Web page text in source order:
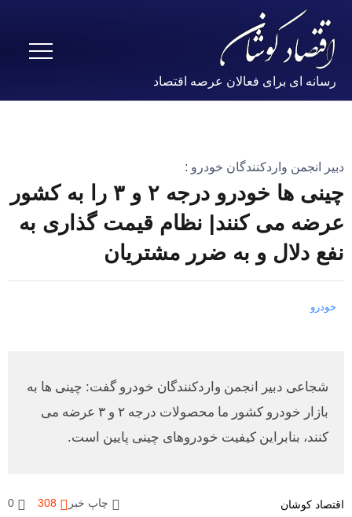
رسانه ای برای فعالان عرصه اقتصاد
دبیر انجمن واردکنندگان خودرو :
چینی ها خودرو درجه ۲ و ۳ را به کشور
عرضه می کنند| نظام قیمت گذاری به
نفع دلال و به ضرر مشتریان
خودرو
شجاعی دبیر انجمن واردکنندگان خودرو گفت: چینی ها به
بازار خودرو کشور ما محصولات درجه ۲ و ۳ عرضه می
کنند، بنابراین کیفیت خودروهای چینی پایین است.
اقتصاد کوشان چاپ خبر 308
0